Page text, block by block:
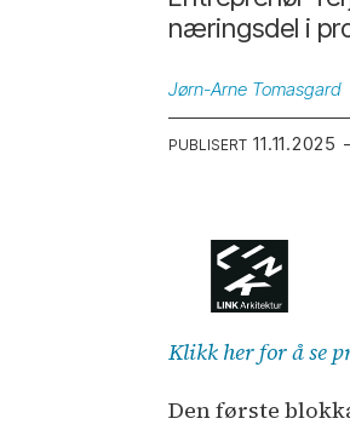
næringsdel i
Jørn-Arne Tomasgard
PUBLISERT
Klikk her for å se
Den første